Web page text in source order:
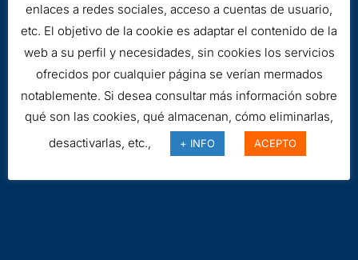
enlaces a redes sociales, acceso a cuentas de usuario,
etc. El objetivo de la cookie es adaptar el contenido de la
web a su perfil y necesidades, sin cookies los servicios
ofrecidos por cualquier página se verían mermados
notablemente. Si desea consultar más información sobre
qué son las cookies, qué almacenan, cómo eliminarlas,
desactivarlas, etc.,
+ INFO ACEPTO